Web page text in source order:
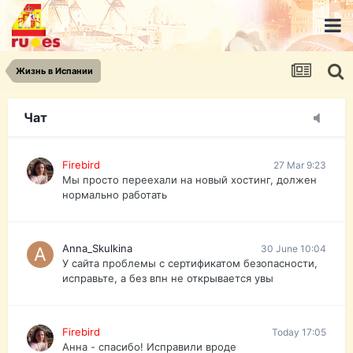
Жизнь в Испании
Чат
urist.dokument@gmail.com
https://pasport-ua.com/
Телеграмм @uristpassua
Firebird
Друзья - из России без VPN сайт и форум
Firebird 27 Mar 9:23
Мы просто переехали на новый хостинг, должен
нормально работать
Anna_Skulkina 30 June 10:04
У сайта проблемы с сертификатом безопасности,
исправьте, а без впн не открывается увы
Firebird Today 17:05
Анна - спасибо! Исправили вроде